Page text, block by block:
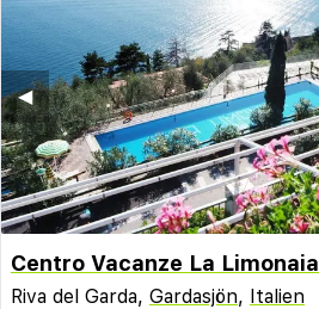
◀︎
Centro Vacanze La Limonaia
Riva del Garda, Gardasjön, Italien